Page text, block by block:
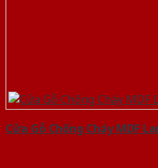
Cửa Gỗ Chống Cháy MDF